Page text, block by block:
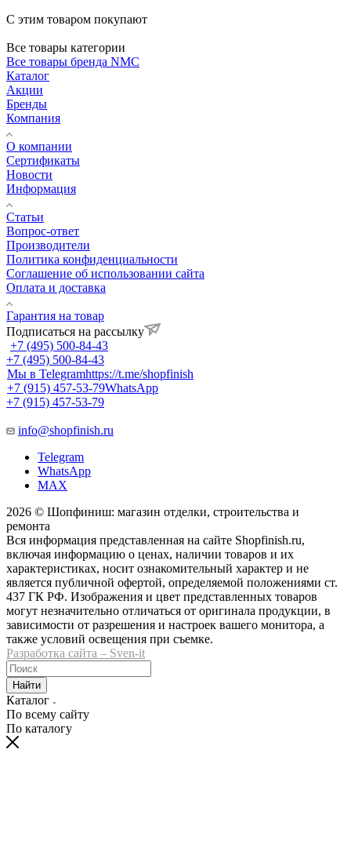
С этим товаром покупают
Все товары категории
Все товары бренда NMC
Каталог
Акции
Бренды
Компания
О компании
Сертификаты
Новости
Информация
Статьи
Вопрос-ответ
Производители
Политика конфиденциальности
Соглашение об использовании сайта
Оплата и доставка
Гарантия на товар
Подписаться на рассылку
+7 (495) 500-84-43
+7 (495) 500-84-43
Мы в Telegramhttps://t.me/shopfinish
+7 (915) 457-53-79WhatsApp
+7 (915) 457-53-79
info@shopfinish.ru
Telegram
WhatsApp
MAX
2026 © Шопфиниш: магазин отделки, строительства и
ремонта
Вся информация представленная на сайте Shopfinish.ru,
включая информацию о ценах, наличии товаров и их
характеристиках, носит ознакомительный характер и не
является публичной офертой, определяемой положениями ст.
437 ГК РФ. Изображения и цвет представленных товаров
могут незначительно отличаться от оригинала продукции, в
зависимости от разрешения и настроек вашего монитора, а
также условий освещения при съемке.
Разработка сайта – Sven-it
Найти
Каталог
По всему сайту
По каталогу